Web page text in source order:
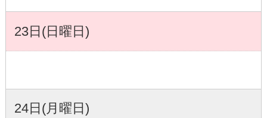
23日(日曜日)
24日(月曜日)